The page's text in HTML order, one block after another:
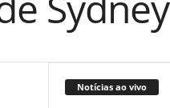
Notícias ao vivo